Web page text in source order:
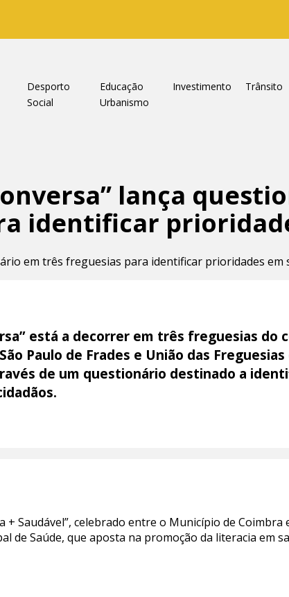
Desporto Educação Investimento
Trânsito
Social Urbanismo
lança
identificar
está a decorrer em três freguesias do
Paulo de Frades e União das
de um questionário destinado a
Saudável”, celebrado entre o Município de Coimbra
de Saúde, que aposta na promoção da literacia em